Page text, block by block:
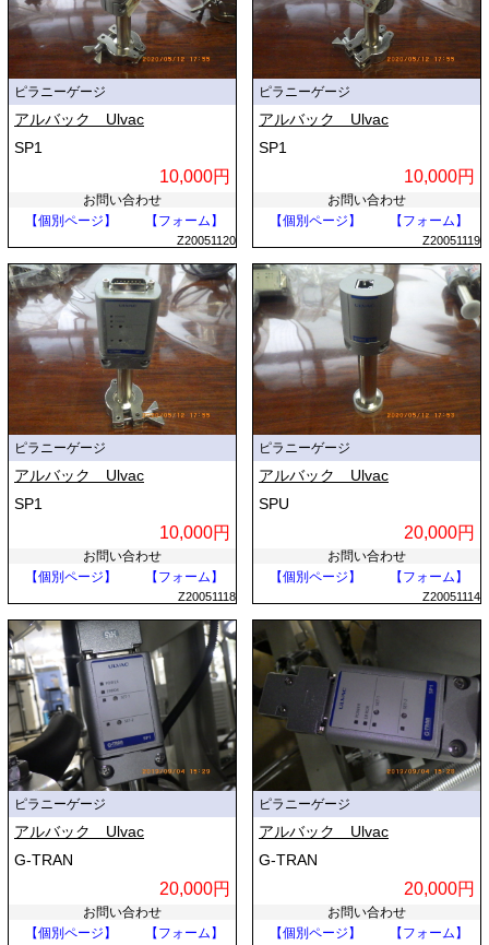
ピラニーゲージ
アルバック Ulvac
SP1
10,000円
お問い合わせ
【個別ページ】
【フォーム】
Z20051120
ピラニーゲージ
アルバック Ulvac
SP1
10,000円
お問い合わせ
【個別ページ】
【フォーム】
Z20051119
ピラニーゲージ
アルバック Ulvac
SP1
10,000円
お問い合わせ
【個別ページ】
【フォーム】
Z20051118
ピラニーゲージ
アルバック Ulvac
SPU
20,000円
お問い合わせ
【個別ページ】
【フォーム】
Z20051114
ピラニーゲージ
アルバック Ulvac
G-TRAN
20,000円
お問い合わせ
【個別ページ】
【フォーム】
ピラニーゲージ
アルバック Ulvac
G-TRAN
20,000円
お問い合わせ
【個別ページ】
【フォーム】